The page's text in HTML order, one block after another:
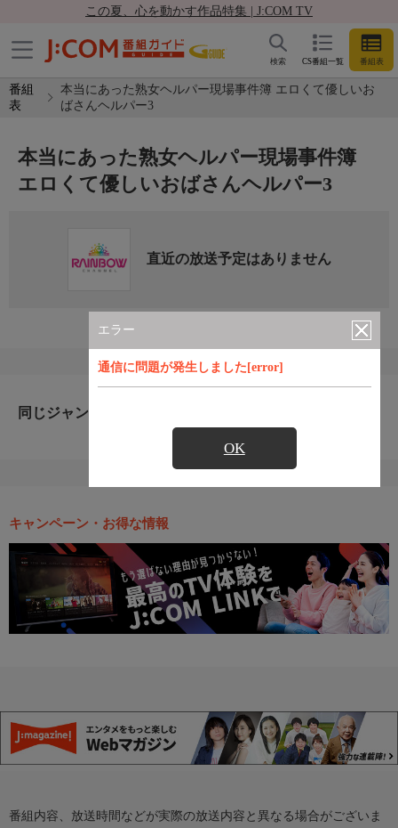
この夏、心を動かす作品特集 | J:COM TV
CS番組一覧 番組表
検索
番組
表
本当にあった熟女ヘルパー現場事件簿 エロくて優しいお
ばさんヘルパー3
エラー
通信に問題が発生しました[error]
OK
本当にあった熟女ヘルパー現場事件簿
エロくて優しいおばさんヘルパー3
直近の放送予定はありません
同じジャンルのおすすめ番組
キャンペーン・お得な情報
番組内容、放送時間などが実際の放送内容と異なる場合がございま